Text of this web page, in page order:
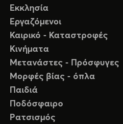
Εκκλησία
Εργαζόμενοι
Καιρικό - Καταστροφές
Κινήματα
Μετανάστες - Πρόσφυγες
Μορφές βίας - όπλα
Παιδιά
Ποδόσφαιρο
Ρατσισμός